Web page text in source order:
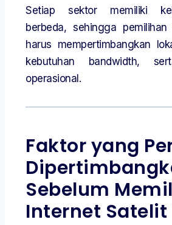
Setiap sektor memiliki
berbeda, sehingga
harus mempertimbangkan
kebutuhan bandwidth,
operasional.
Faktor yang
Sebelum
Internet Satelit